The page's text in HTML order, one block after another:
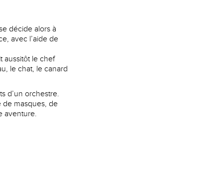
décide alors à
avec l’aide de
aussitôt le chef
le chat, le canard
d’un orchestre.
de masques, de
aventure.